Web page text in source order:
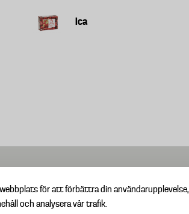
för att förbättra din användarupplevelse,
och analysera vår trafik.
Ica